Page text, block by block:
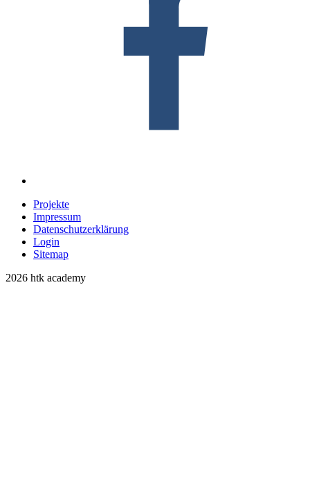
Projekte
Impressum
Datenschutzerklärung
Login
Sitemap
2026 htk academy